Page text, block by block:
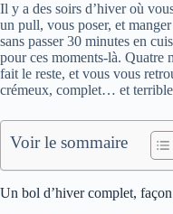
Il y a des soirs d’hiver où
un pull, vous poser, et
sans passer 30 minutes en
pour ces moments-là. Quatre
fait le reste, et vous vous
crémeux, complet… et
Voir le sommaire
Un bol d’hiver complet,